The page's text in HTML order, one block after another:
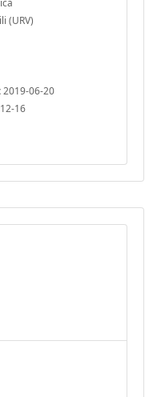
(URV)
2019-06-20
16